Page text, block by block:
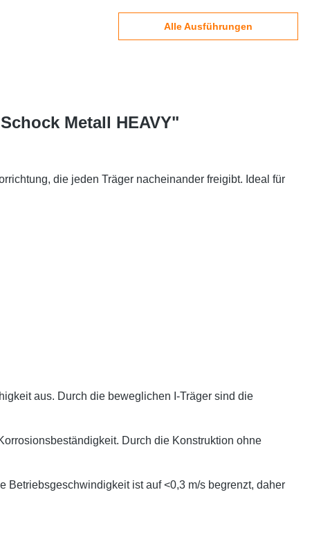
Alle Ausführungen
Metall HEAVY"
die jeden Träger nacheinander freigibt. Ideal für
aus. Durch die beweglichen I-Träger sind die
Durch die Konstruktion ohne
ist auf <0,3 m/s begrenzt, daher